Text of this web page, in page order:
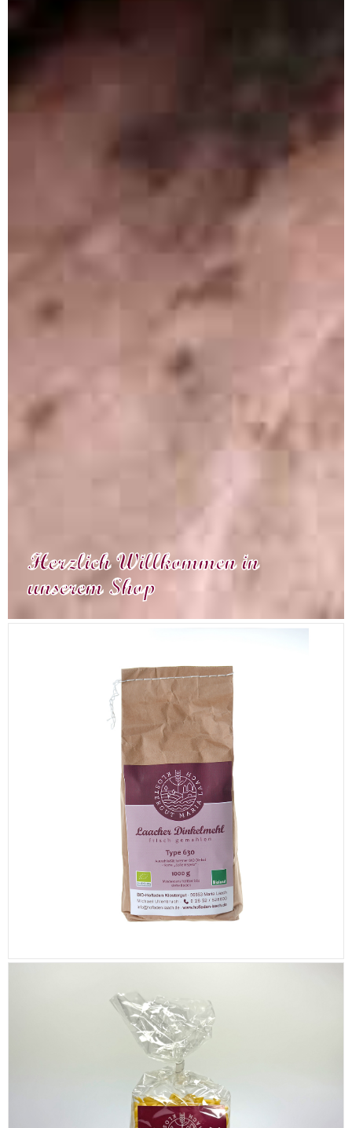
Herzlich Willkommen in
unserem Shop